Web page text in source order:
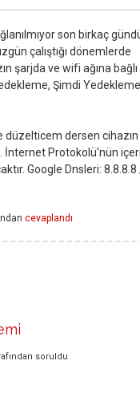
son birkaç
çalıştığı dönemlerde
şarjda ve wifi ağına bağlı
Şimdi Yedekleme
dersen cihazın
İnternet Protokolü'nün
Google Dnsleri: 8.8.8.8
cevaplandı
soruldu